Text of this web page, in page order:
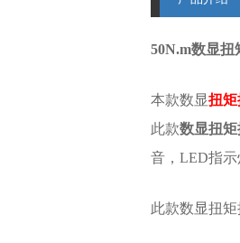
50N.m数显
本款数显扭
此款数显扭
音，LED指示
此款数显扭